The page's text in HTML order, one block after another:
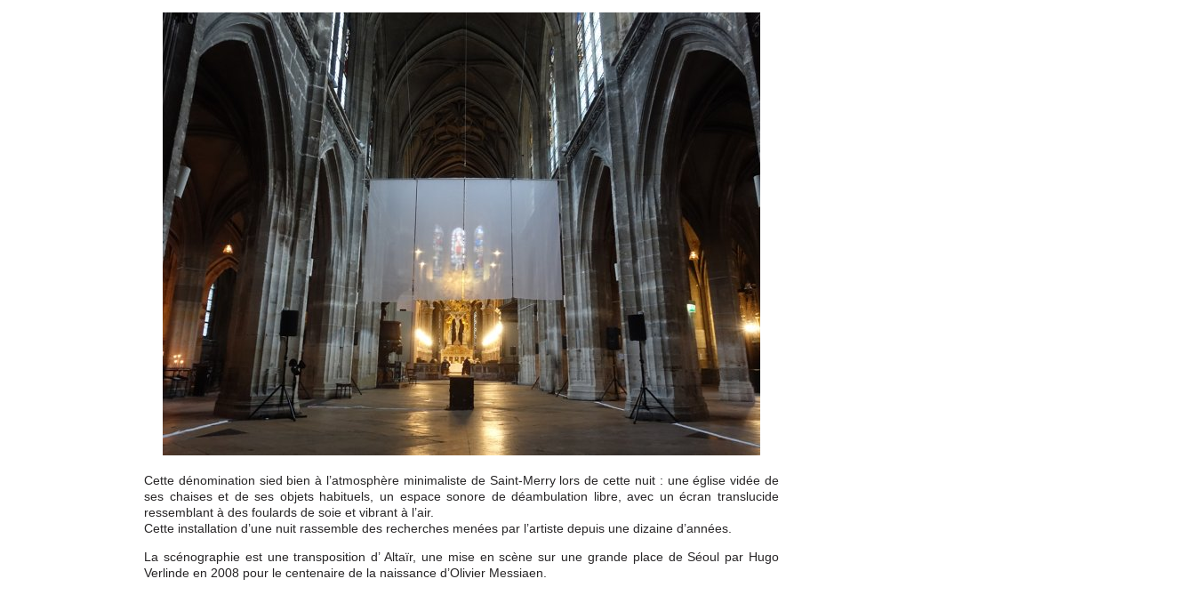
Cette dénomination sied bien à l’atmosphère minimaliste de Saint-Merry lors de cette nuit : une église vidée de
ses chaises et de ses objets habituels, un espace sonore de déambulation libre, avec un écran translucide
ressemblant à des foulards de soie et vibrant à l’air.
Cette installation d’une nuit rassemble des recherches menées par l’artiste depuis une dizaine d’années.
La scénographie est une transposition d’ Altaïr, une mise en scène sur une grande place de Séoul par Hugo
Verlinde en 2008 pour le centenaire de la naissance d’Olivier Messiaen.